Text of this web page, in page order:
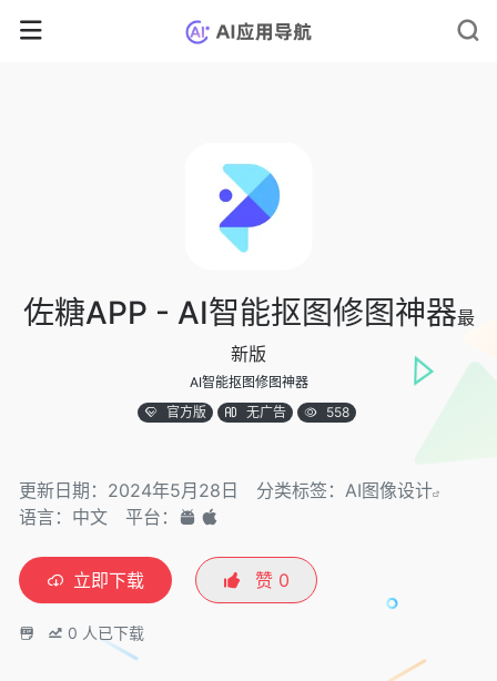
佐糖APP - AI智能抠图修图神器最
新版
AI智能抠图修图神器
官方版
无广告 558
更新日期：2024年5月28日 分类标签： AI图像设计
语言：中文
平台：
立即下载 赞 0
0 人已下载